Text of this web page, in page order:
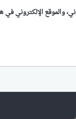
والموقع الإلكتروني في